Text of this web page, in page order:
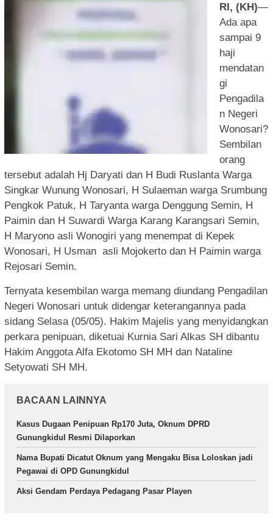
RI, (KH)—
Ada apa
sampai 9
haji
mendatan
gi
Pengadila
n Negeri
Wonosari?
Sembilan
orang
tersebut adalah Hj Daryati dan H Budi Ruslanta Warga
Singkar Wunung Wonosari, H Sulaeman warga Srumbung
Pengkok Patuk, H Taryanta warga Denggung Semin, H
Paimin dan H Suwardi Warga Karang Karangsari Semin,
H Maryono asli Wonogiri yang menempat di Kepek
Wonosari, H Usman asli Mojokerto dan H Paimin warga
Rejosari Semin.
Ternyata kesembilan warga memang diundang Pengadilan
Negeri Wonosari untuk didengar keterangannya pada
sidang Selasa (05/05). Hakim Majelis yang menyidangkan
perkara penipuan, diketuai Kurnia Sari Alkas SH dibantu
Hakim Anggota Alfa Ekotomo SH MH dan Nataline
Setyowati SH MH.
BACAAN LAINNYA
Kasus Dugaan Penipuan Rp170 Juta, Oknum DPRD
Gunungkidul Resmi Dilaporkan
Nama Bupati Dicatut Oknum yang Mengaku Bisa Loloskan jadi
Pegawai di OPD Gunungkidul
Aksi Gendam Perdaya Pedagang Pasar Playen